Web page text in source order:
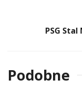
PSG
Podobne